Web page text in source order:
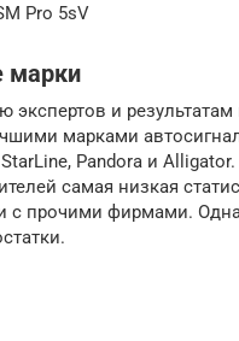
Prо 5sV
марки
экспертов и
марками
Pandora и
самая низкая
с прочими фирмами.